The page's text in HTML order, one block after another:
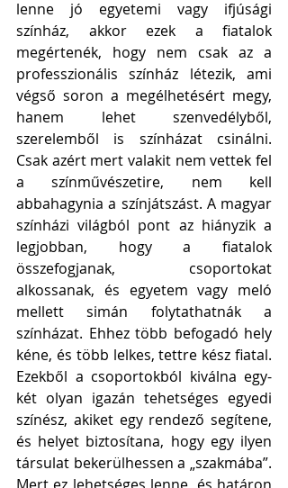
lenne jó egyetemi vagy ifjúsági
színház, akkor ezek a fiatalok
megértenék, hogy nem csak az a
professzionális színház létezik, ami
végső soron a megélhetésért megy,
hanem lehet szenvedélyből,
szerelemből is színházat csinálni.
Csak azért mert valakit nem vettek fel
a színművészetire, nem kell
abbahagynia a színjátszást. A magyar
színházi világból pont az hiányzik a
legjobban, hogy a fiatalok
összefogjanak, csoportokat
alkossanak, és egyetem vagy meló
mellett simán folytathatnák a
színházat. Ehhez több befogadó hely
kéne, és több lelkes, tettre kész fiatal.
Ezekből a csoportokból kiválna egy-
két olyan igazán tehetséges egyedi
színész, akiket egy rendező segítene,
és helyet biztosítana, hogy egy ilyen
társulat bekerülhessen a „szakmába”.